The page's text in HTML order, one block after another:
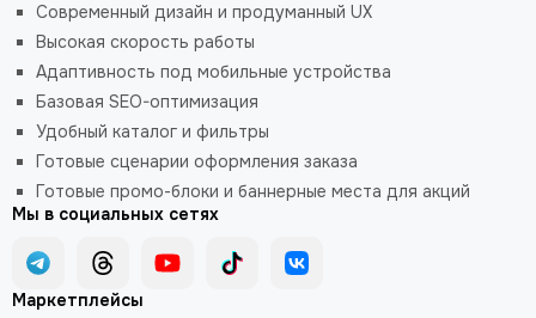
Современный дизайн и продуманный UX
Высокая скорость работы
Адаптивность под мобильные устройства
Базовая SEO-оптимизация
Удобный каталог и фильтры
Готовые сценарии оформления заказа
Готовые промо-блоки и баннерные места для акций
Мы в социальных сетях
Маркетплейсы